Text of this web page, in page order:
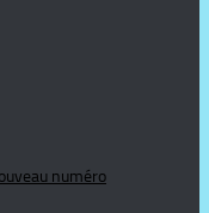
numéro